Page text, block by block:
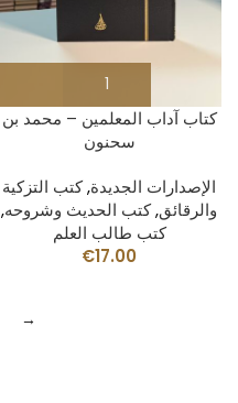
كتاب آداب المعلمين – محمد بن
سحنون
الإصدارات الجديدة,كتب التزكية
والرقائق,كتب الحديث وشروحه,
كتب طالب العلم
€17.00
→